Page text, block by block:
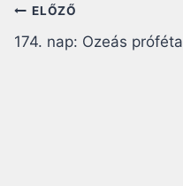
Bejegyzés
navigáció
ELŐZŐ
174. nap: Ozeás próféta